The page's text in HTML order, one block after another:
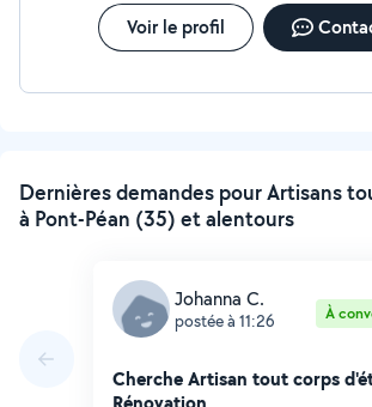
Voir le profil
Dernières demandes pour Artisans
à Pont-Péan (35) et alentours
Johanna C.
postée à 11:26 À
Cherche Artisan tout corps